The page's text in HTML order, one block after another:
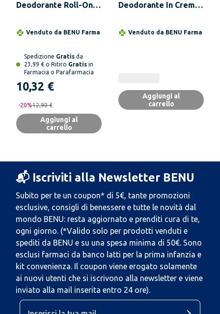
Deodorante Roll-On
Venduto da BENU Farma
Spedizione Gratis da
23,99 € o Ritiro Gratis in
Farmacia o Parafarmacia
10,32 €
-20%12,90 €
Aggiungi al
carrello
Deodorante In Crema
Venduto da BENU Farma
Aggiungi al
carrello
📬 Iscriviti alla Newsletter BENU
Subito per te un coupon* di 5€, tante promozioni
esclusive, consigli di benessere e tutte le novità dal
mondo BENU: resta aggiornato e prenditi cura di te,
ogni giorno. (*Valido solo per prodotti venduti e
spediti da BENU e su una spesa minima di 50€. Sono
esclusi farmaci da banco latti per la prima infanzia e
kit convenienza. Il coupon viene erogato solamente
ai nuovi utenti che si iscrivono alla newsletter e viene
inviato alla mail inserita entro 24 ore).